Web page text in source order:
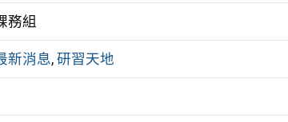
務組
新消息, 研習天地